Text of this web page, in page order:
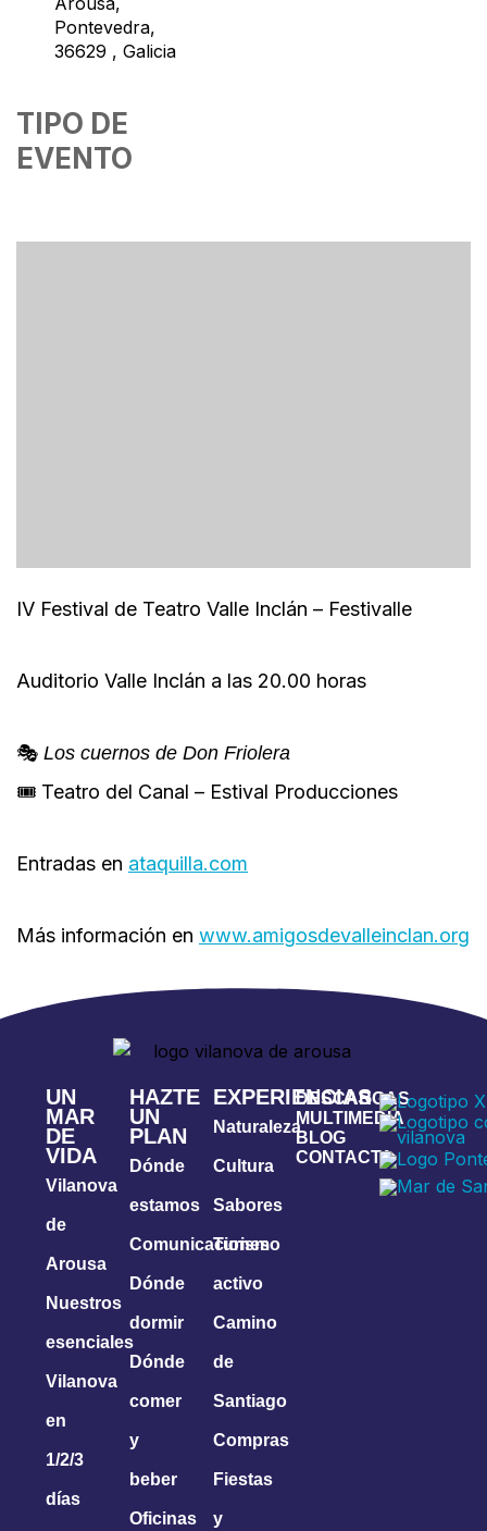
Pontevedra,
36629 , Galicia
TIPO DE
EVENTO
IV Festival de Teatro Valle Inclán – Festivalle
Auditorio Valle Inclán a las 20.00 horas
🎭 Los cuernos de Don Friolera
🎟️ Teatro del Canal – Estival Producciones
Entradas en ataquilla.com
Más información en www.amigosdevalleinclan.org
UN
MAR
DE
VIDA
Vilanova
de
Arousa
Nuestros
esenciales
Vilanova
en
1/2/3
días
HAZTE
UN
PLAN
Dónde
estamos
Comunicaciones
Dónde
dormir
Dónde
comer
y
beber
Oficinas
EXPERIENCIAS
Naturaleza
Cultura
Sabores
Turismo
activo
Camino
de
Santiago
Compras
Fiestas
y
DESCARGAS
MULTIMEDIA
BLOG
CONTACTA